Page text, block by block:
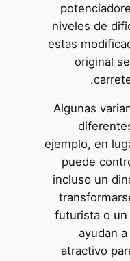
niveles de
estas
original
Algunas
ejemplo, en
puede
incluso un
futurista o un
ayudan
atractivo